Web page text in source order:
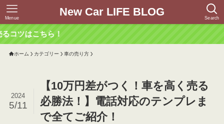
New Car LIFE BLOG Search
Menue
！
ホーム カテゴリー 車の売り方
【10万円差がつく！車を高く売る
必勝法！】電話対応のテンプレま
で全てご紹介！
2024
5/11